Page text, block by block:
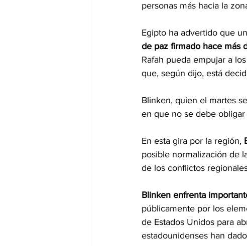
personas más hacia la
Egipto ha advertido que un
de paz firmado hace más
Rafah pueda empujar a
que, según dijo, está
Blinken, quien el martes
en que no se debe obligar
En esta gira por la región,
posible normalización de
de los conflictos
Blinken enfrenta
públicamente por los
de Estados Unidos para
estadounidenses han